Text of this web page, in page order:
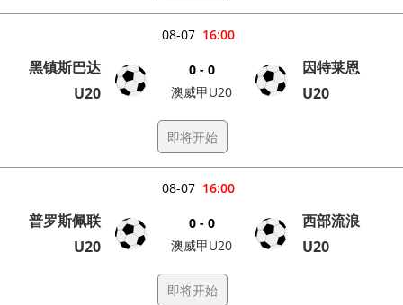
16:00
08-07
黑镇斯巴达
U20
0 - 0
澳威甲U20
因特莱恩
U20
即将开始
16:00
08-07
普罗斯佩联
U20
0 - 0
澳威甲U20
西部流浪
U20
即将开始